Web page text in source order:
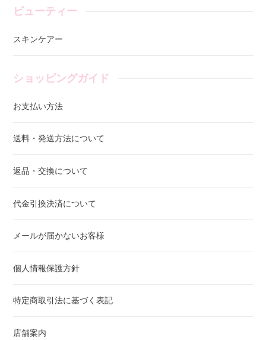
ビューティー
スキンケアー
ショッピングガイド
お支払い方法
送料・発送方法について
返品・交換について
代金引換決済について
メールが届かないお客様
個人情報保護方針
特定商取引法に基づく表記
店舗案内